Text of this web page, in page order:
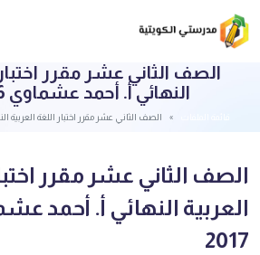
الصف الثاني عشر مقرر
النهائي أ. أحمد عشماوي 2016-2017
الصف الثاني عشر مقرر اختبار اللغة العربية
الصف الثاني عشر مقرر
2017